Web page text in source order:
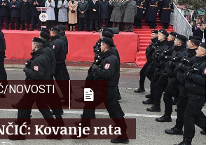
NOVOSTI
Kovanje rata